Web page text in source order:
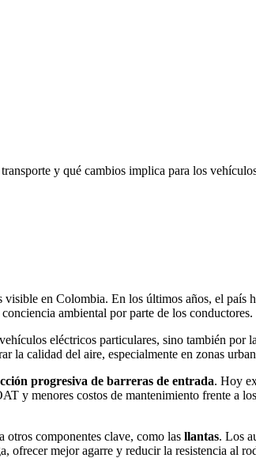
y qué cambios implica para los
en Colombia. En los últimos años, el
ambiental por parte de los conductores.
eléctricos particulares, sino también por
calidad del aire, especialmente en zonas
progresiva de barreras de entrada. Hoy
y menores costos de mantenimiento frente a
componentes clave, como las llantas. Los
mejor agarre y reducir la resistencia al